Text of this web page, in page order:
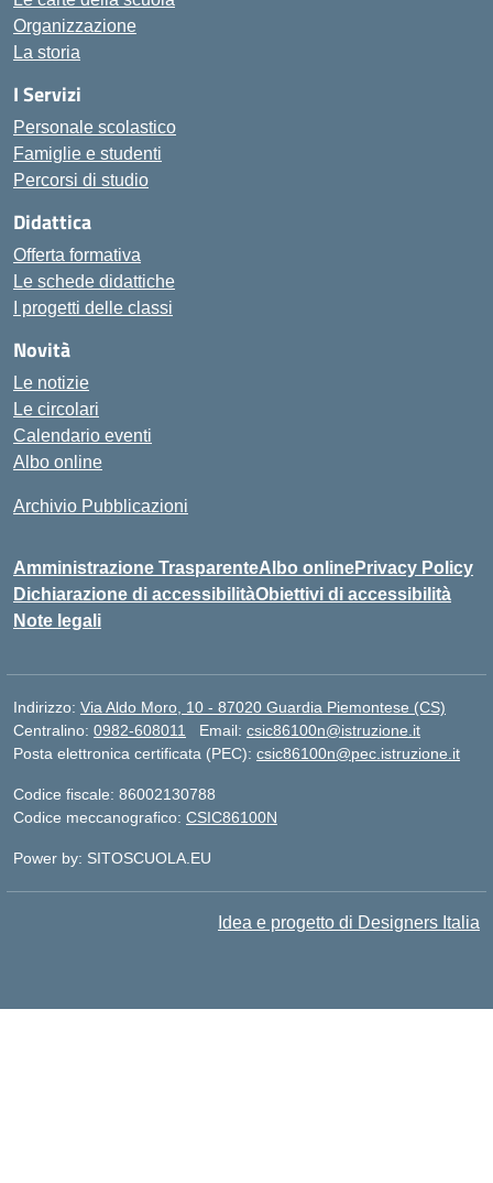
Organizzazione
La storia
I Servizi
Personale scolastico
Famiglie e studenti
Percorsi di studio
Didattica
Offerta formativa
Le schede didattiche
I progetti delle classi
Novità
Le notizie
Le circolari
Calendario eventi
Albo online
Archivio Pubblicazioni
Amministrazione TrasparenteAlbo onlinePrivacy Policy
Dichiarazione di accessibilitàObiettivi di accessibilità
Note legali
Indirizzo: Via Aldo Moro, 10 - 87020 Guardia Piemontese (CS)
Centralino: 0982-608011 Email: csic86100n@istruzione.it
Posta elettronica certificata (PEC): csic86100n@pec.istruzione.it
Codice fiscale: 86002130788
Codice meccanografico: CSIC86100N
Power by: SITOSCUOLA.EU
Idea e progetto di Designers Italia